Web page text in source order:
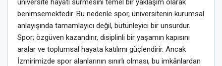
üniversite hayatı sürmesini temel bir yaklaşım olarak
benimsemektedir. Bu nedenle spor, üniversitenin kurumsal
anlayışında tamamlayıcı değil, bütünleyici bir unsurdur.
Spor; özgüven kazandırır, disiplinli bir yaşamın kapısını
aralar ve toplumsal hayata katılımı güçlendirir. Ancak
İzmirimizde spor alanlarının sınırlı olması, bu imkânlardan